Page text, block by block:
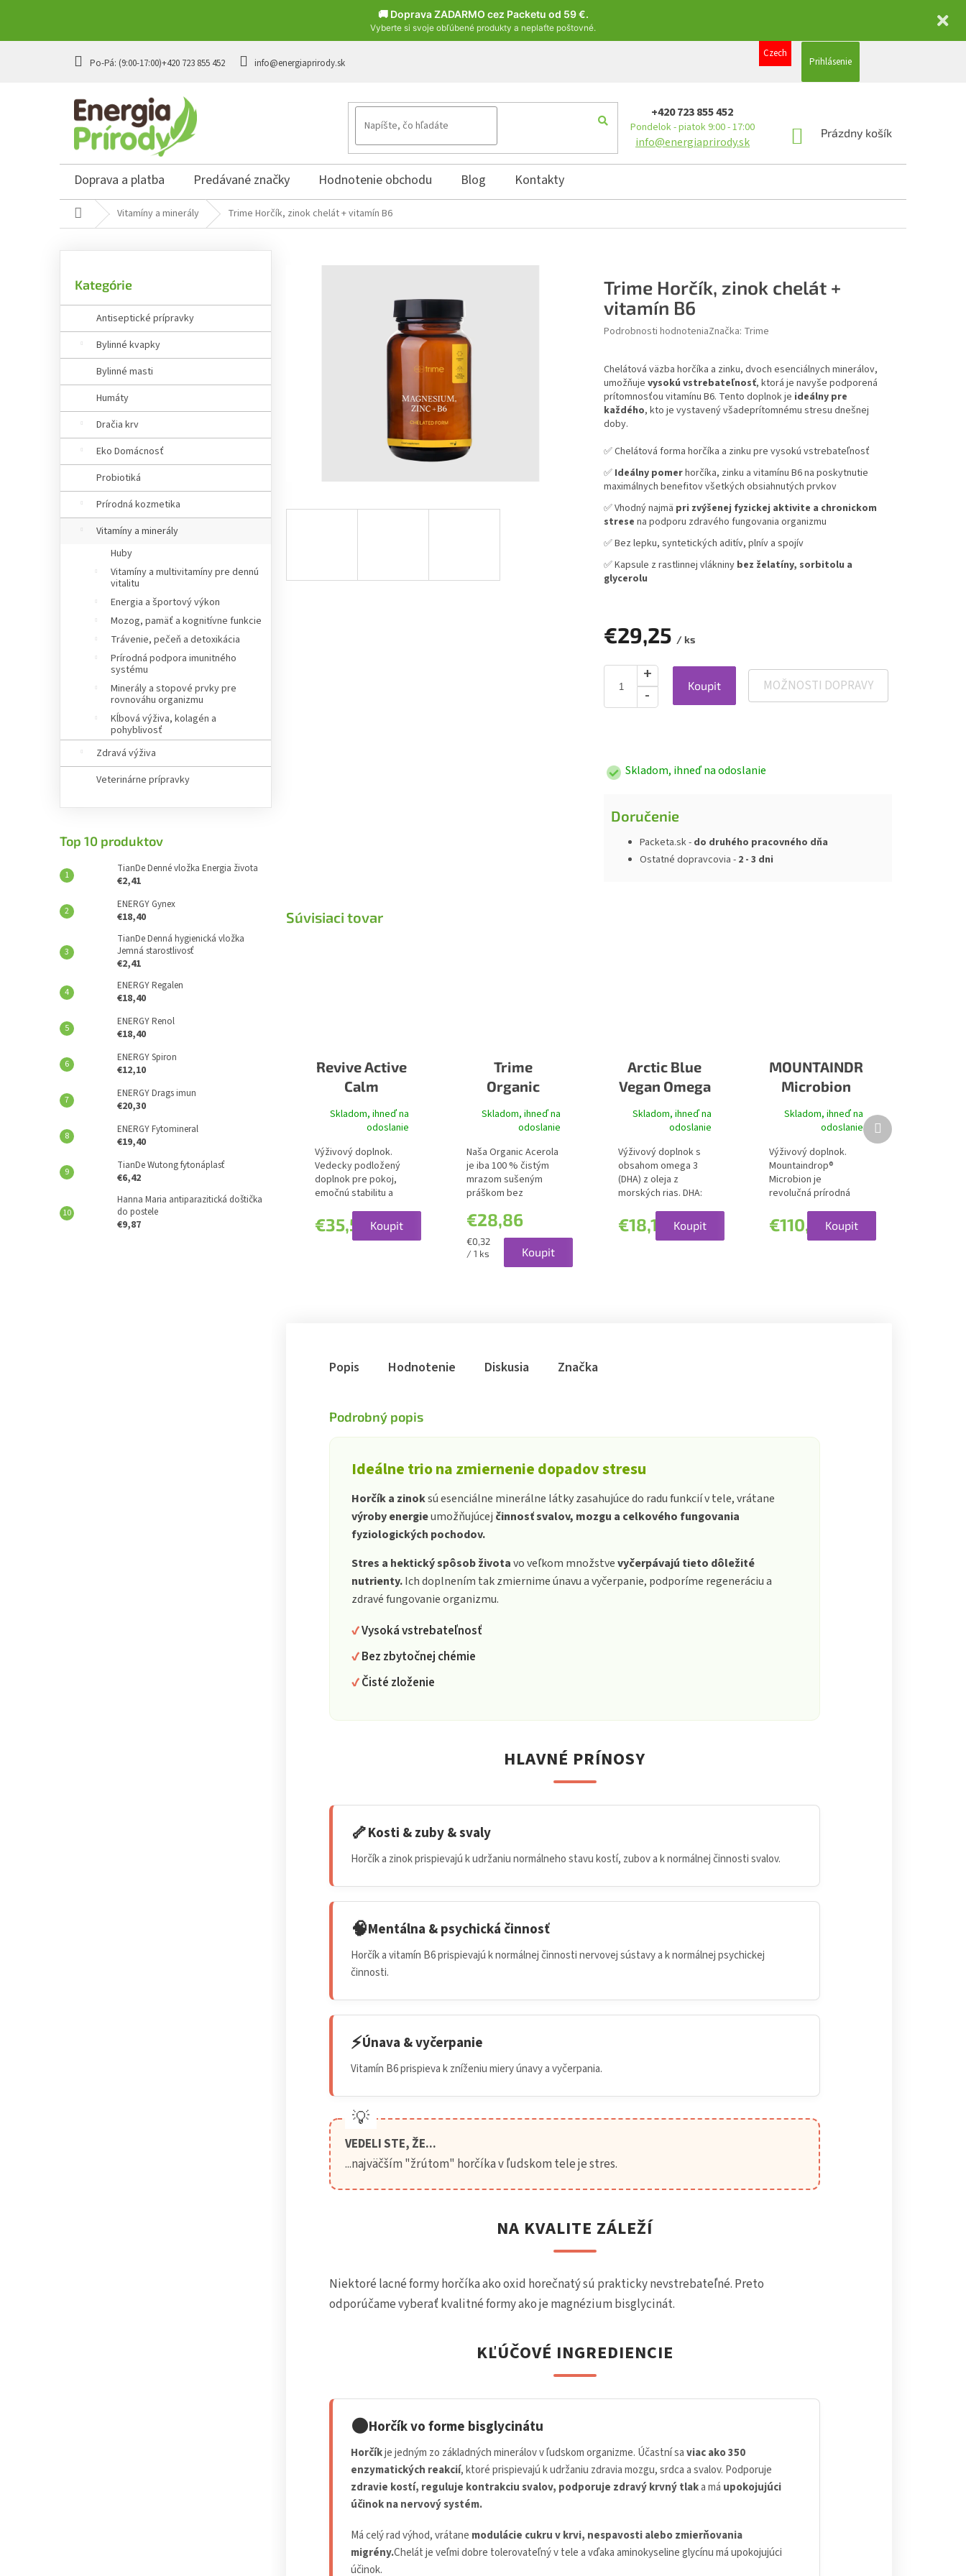
🚚 Doprava ZADARMO cez Packetu od 59 €.
Vyberte si svoje obľúbené produkty a neplaťte poštovné.
+420 723 855 452 info@energiaprirody.sk
Czech
Prihlásenie
+420 723 855 452
Pondelok - piatok 9:00 - 17:00
info@energiaprirody.sk
NÁKUPNÝ
Prázdny košík
Doprava a platba Predávané značky Hodnotenie obchodu Blog Kontakty
DomovVitamíny a minerály Trime Horčík, zinok chelát + vitamín B6
o
a
e
kategórie
Kategórie
Antiseptické prípravky
Bylinné kvapky
Bylinné masti
Humáty
Dračia krv
Eko Domácnosť
Probiotiká
Prírodná kozmetika
Vitamíny a minerály
Huby
Vitamíny a multivitamíny pre dennú
vitalitu
Energia a športový výkon
Mozog, pamäť a kognitívne funkcie
Trávenie, pečeň a detoxikácia
Prírodná podpora imunitného
systému
Minerály a stopové prvky pre
rovnováhu organizmu
Kĺbová výživa, kolagén a
pohyblivosť
Zdravá výživa
Veterinárne prípravky
Top 10 produktov
TianDe Denné vložka Energia života
€2,41
ENERGY Gynex
€18,40
TianDe Denná hygienická vložka
Jemná starostlivosť
€2,41
ENERGY Regalen
€18,40
ENERGY Renol
€18,40
ENERGY Spiron
€12,10
ENERGY Drags imun
€20,30
ENERGY Fytomineral
€19,40
TianDe Wutong fytonáplasť
€6,42
Hanna Maria antiparazitická doštička
do postele
€9,87
Trime Horčík, zinok chelát +
vitamín B6
Podrobnosti hodnoteniaZnačka: Trime
Chelátová väzba horčíka a zinku, dvoch esenciálnych minerálov,
umožňuje vysokú vstrebateľnosť, ktorá je navyše podporená
prítomnosťou vitamínu B6. Tento doplnok je ideálny pre
každého, kto je vystavený všadeprítomnému stresu dnešnej
doby.
✅ Chelátová forma horčíka a zinku pre vysokú vstrebateľnosť
✅ Ideálny pomerhorčíka, zinku a vitamínu B6 na poskytnutie
maximálnych benefitov všetkých obsiahnutých prvkov
✅ Vhodný najmä pri zvýšenej fyzickej aktivite a chronickom
strese na podporu zdravého fungovania organizmu
✅ Bez lepku, syntetických aditív, plnív a spojív
✅ Kapsule z rastlinnej vlákniny bez želatíny, sorbitolu a
glycerolu
€29,25 / ks
Koupit MOŽNOSTI DOPRAVY
Skladom, ihneď na odoslanie
Doručenie
Packeta.sk - do druhého pracovného dňa
Ostatné dopravcovia - 2 - 3 dni
Súvisiaci tovar
Revive Active
Calm
Skladom, ihneď na
odoslanie
€35,52 Koupit
Výživový doplnok.
Vedecky podložený
doplnok pre pokoj,
emočnú stabilitu a
Trime
Organic
Acerola
Skladom, ihneď na
odoslanie
€28,86
Jednotková
cena:
€0,32
/ 1 ks
Koupit
Naša Organic Acerola
je iba 100 % čistým
mrazom sušeným
práškom bez
maltodextrínu či...
Arctic Blue
Vegan Omega
3 Algae
Skladom, ihneď na
odoslanie
€18,18 Koupit
Výživový doplnok s
obsahom omega 3
(DHA) z oleja z
morských rias. DHA:
MOUNTAINDROP
Microbion
Skladom, ihneď na
odoslanie
€110,69Koupit
Výživový doplnok.
Mountaindrop®
Microbion je
revolučná prírodná
vytvorená ako...
Ďalší
produkt
Popis Hodnotenie Diskusia Značka
Podrobný popis
Ideálne trio na zmiernenie dopadov stresu
Horčík a zinoksú esenciálne minerálne látky zasahujúce do radu funkcií v tele, vrátane
výroby energieumožňujúcej činnosť svalov, mozgu a celkového fungovania
fyziologických pochodov.
Stres a hektický spôsob životavo veľkom množstvevyčerpávajú tieto dôležité
nutrienty.Ich doplnením tak zmiernime únavu a vyčerpanie, podporíme regeneráciu a
zdravé fungovanie organizmu.
Vysoká vstrebateľnosť
Bez zbytočnej chémie
Čisté zloženie
HLAVNÉ PRÍNOSY
🦴Kosti & zuby & svaly
Horčík a zinok prispievajú k udržaniu normálneho stavu kostí, zubov a k normálnej činnosti svalov.
🧠Mentálna & psychická činnosť
Horčík a vitamín B6 prispievajú k normálnej činnosti nervovej sústavy a k normálnej psychickej
činnosti.
⚡Únava & vyčerpanie
Vitamín B6 prispieva k zníženiu miery únavy a vyčerpania.
💡
VEDELI STE, ŽE...
...najväčším "žrútom" horčíka v ľudskom tele je stres.
NA KVALITE ZÁLEŽÍ
Niektoré lacné formy horčíka ako oxid horečnatý sú prakticky nevstrebateľné. Preto
odporúčame vyberať kvalitné formy ako je magnézium bisglycinát.
KĽÚČOVÉ INGREDIENCIE
🌑Horčík vo forme bisglycinátu
Horčíkje jedným zo základných minerálov v ľudskom organizme. Účastní saviac ako 350
enzymatických reakcií, ktoré prispievajú k udržaniu zdravia mozgu, srdca a svalov. Podporuje
zdravie kostí, reguluje kontrakciu svalov, podporuje zdravý krvný tlaka má upokojujúci
účinok na nervový systém.
Má celý rad výhod, vrátane modulácie cukru v krvi, nespavosti alebo zmierňovania
migrény.Chelát je veľmi dobre tolerovateľný v tele a vďaka aminokyseline glycínu má upokojujúci
účinok.